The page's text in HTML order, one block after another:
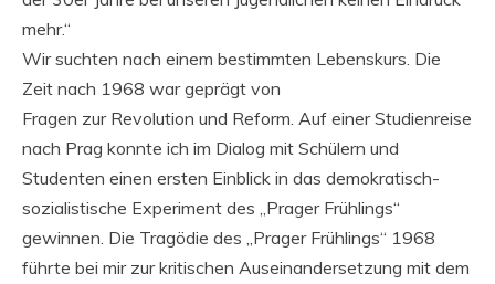
mehr.“
Wir suchten nach einem bestimmten Lebenskurs. Die
Zeit nach 1968 war geprägt von
Fragen zur Revolution und Reform. Auf einer Studienreise
nach Prag konnte ich im Dialog mit Schülern und
Studenten einen ersten Einblick in das demokratisch-
sozialistische Experiment des „Prager Frühlings“
gewinnen. Die Tragödie des „Prager Frühlings“ 1968
führte bei mir zur kritischen Auseinandersetzung mit dem